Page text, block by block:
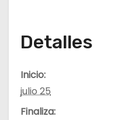
Detalles
Inicio:
julio 25
Finaliza: